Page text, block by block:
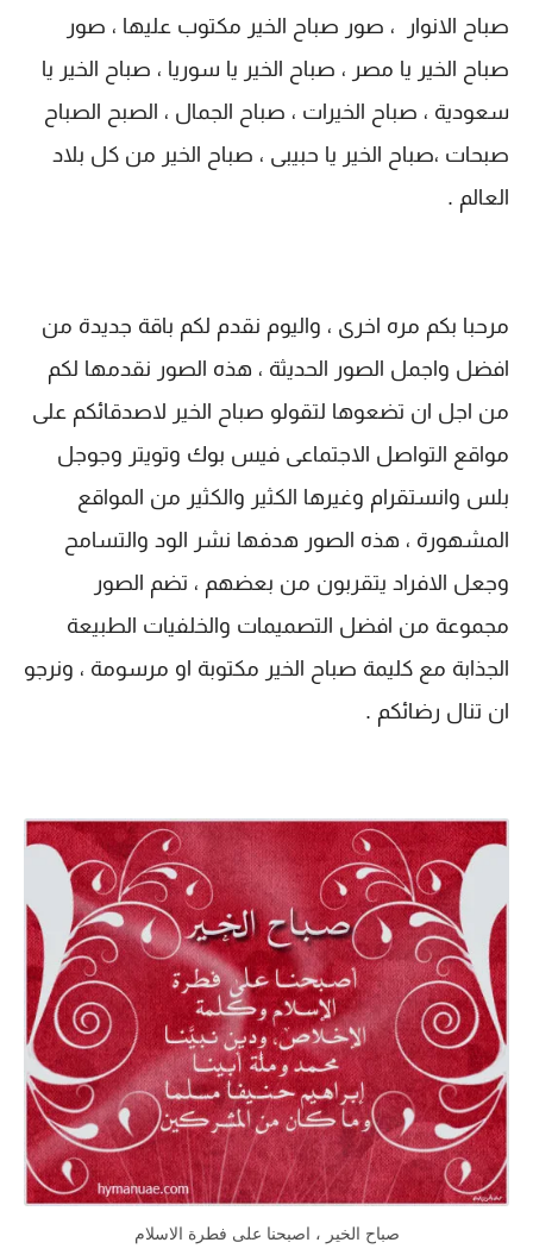
صباح الانوار ، صور صباح الخير مكتوب عليها ، صور
صباح الخير يا مصر ، صباح الخير يا سوريا ، صباح الخير يا
سعودية ، صباح الخيرات ، صباح الجمال ، الصبح الصباح
صبحات ،صباح الخير يا حبيبى ، صباح الخير من كل بلاد
العالم .
مرحبا بكم مره اخرى ، واليوم نقدم لكم باقة جديدة من
افضل واجمل الصور الحديثة ، هذه الصور نقدمها لكم
من اجل ان تضعوها لتقولو صباح الخير لاصدقائكم على
مواقع التواصل الاجتماعى فيس بوك وتويتر وجوجل
بلس وانستقرام وغيرها الكثير والكثير من المواقع
المشهورة ، هذه الصور هدفها نشر الود والتسامح
وجعل الافراد يتقربون من بعضهم ، تضم الصور
مجموعة من افضل التصميمات والخلفيات الطبيعة
الجذابة مع كليمة صباح الخير مكتوبة او مرسومة ، ونرجو
ان تنال رضائكم .
صباح الخير ، اصبحنا على فطرة الاسلام